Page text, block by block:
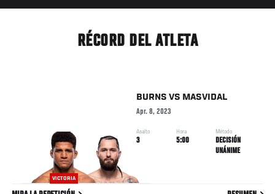
RÉCORD DEL ATLETA
VICTORIA
BURNS VS MASVIDAL
Apr. 8, 2023
Asalto
3
Hora
5:00
Método
DECISIÓN
UNÁNIME